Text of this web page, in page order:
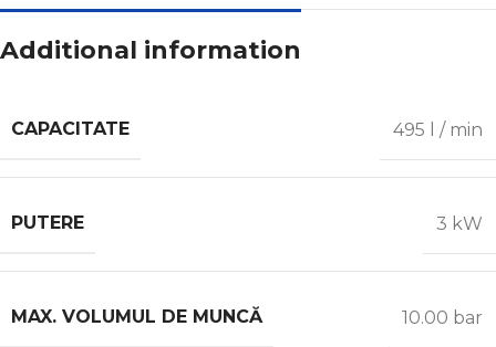
Additional information
CAPACITATE 495 l / min
PUTERE 3 kW
MAX. VOLUMUL DE MUNCĂ 10.00 bar